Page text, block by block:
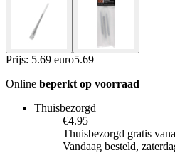
Prijs: 5.69 euro5.69
Online beperkt op voorraad
Thuisbezorgd
€4.95
Thuisbezorgd gratis
Vandaag besteld,